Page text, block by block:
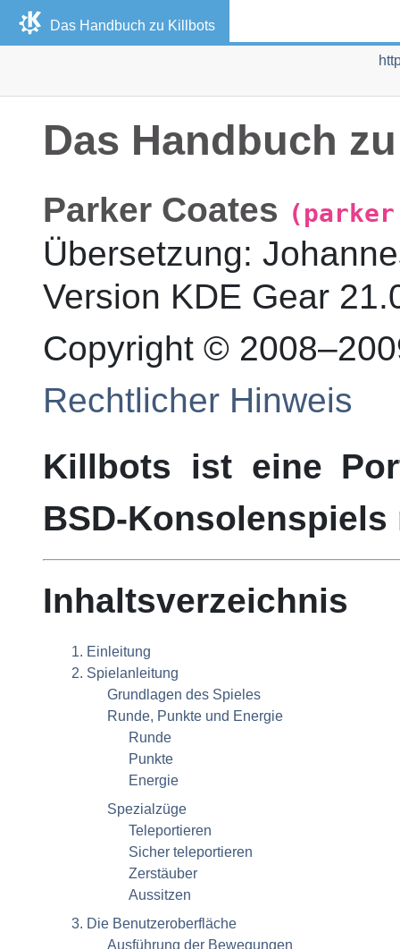
Das Handbuch zu Killbots
Das Handbuch
Parker Coates
Übersetzung:
Version KDE Gear
Copyright ©
Rechtlicher Hinweis
Killbots ist eine
BSD-Konsolenspiels
Inhaltsverzeichnis
1. Einleitung
2. Spielanleitung
Grundlagen des Spieles
Runde, Punkte und Energie
Runde
Punkte
Energie
Spezialzüge
Teleportieren
Sicher teleportieren
Zerstäuber
Aussitzen
3. Die Benutzeroberfläche
Ausführung der Bewegungen